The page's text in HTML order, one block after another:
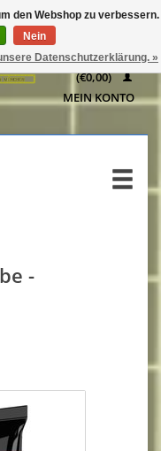
WARENKORB
(€0,00)
MEIN KONTO
-
den Webshop zu verbessern.
Nein
Datenschutzerklärung. »